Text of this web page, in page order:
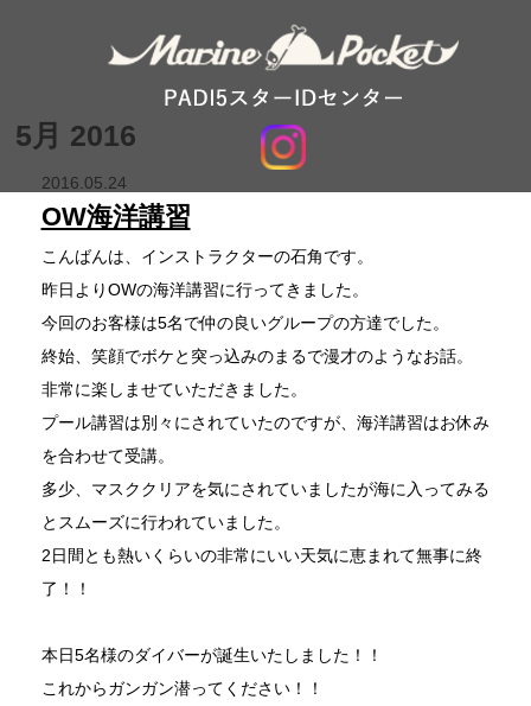
5月 2016
2016.05.24
OW海洋講習
こんばんは、インストラクターの石角です。
昨日よりOWの海洋講習に行ってきました。
今回のお客様は5名で仲の良いグループの方達でした。
終始、笑顔でボケと突っ込みのまるで漫才のようなお話。
非常に楽しませていただきました。
プール講習は別々にされていたのですが、海洋講習はお休み
を合わせて受講。
多少、マスククリアを気にされていましたが海に入ってみる
とスムーズに行われていました。
2日間とも熱いくらいの非常にいい天気に恵まれて無事に終
了！！
本日5名様のダイバーが誕生いたしました！！
これからガンガン潜ってください！！